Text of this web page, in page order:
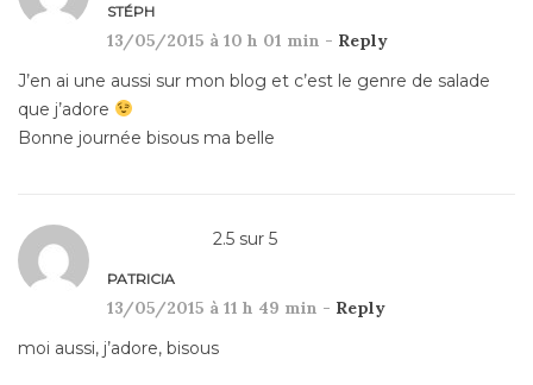
STÉPH
13/05/2015 à 10 h 01 min - Reply
J’en ai une aussi sur mon blog et c’est le genre de salade
que j’adore
Bonne journée bisous ma belle
2.5 sur 5
PATRICIA
13/05/2015 à 11 h 49 min - Reply
moi aussi, j’adore, bisous